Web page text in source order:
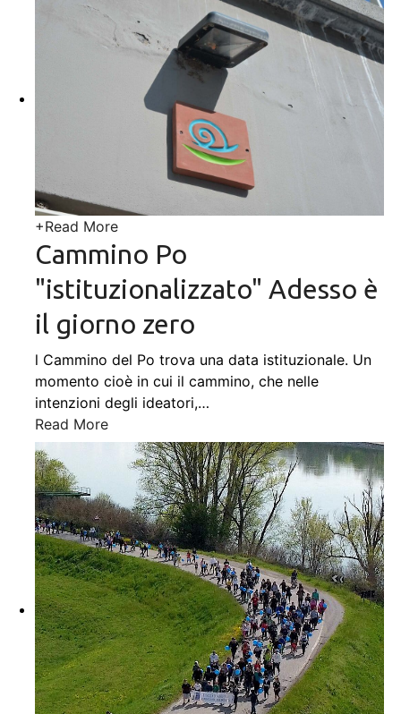
+Read More
Cammino Po
"istituzionalizzato" Adesso è
il giorno zero
l Cammino del Po trova una data istituzionale. Un
momento cioè in cui il cammino, che nelle
intenzioni degli ideatori,…
Read More